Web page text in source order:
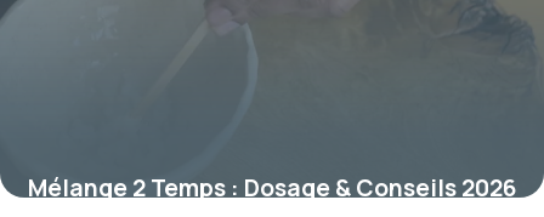
Mélange 2 Temps : Dosage & Conseils 2026